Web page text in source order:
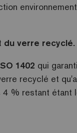
du verre recyclé.
1402 qui
recyclé et
% restant étant